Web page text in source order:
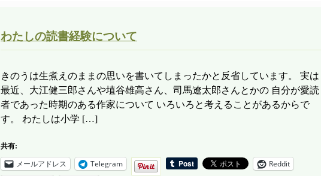
わたしの読書経験について
きのうは生煮えのままの思いを書いてしまったかと反省しています。 実は
最近、大江健三郎さんや埴谷雄高さん、司馬遼太郎さんとかの 自分が愛読
者であった時期のある作家について いろいろと考えることがあるからで
す。 わたしは小学 […]
共有:
メールアドレス Telegram
Reddit